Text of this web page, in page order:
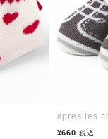
apres les
¥660税込